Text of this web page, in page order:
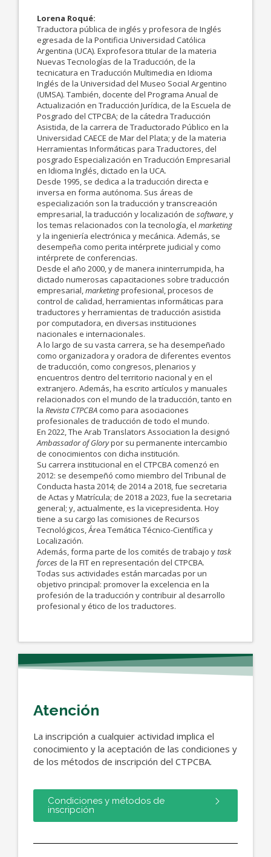
Lorena Roqué:
Traductora pública de inglés y profesora de Inglés
egresada de la Pontificia Universidad Católica
Argentina (UCA). Exprofesora titular de la materia
Nuevas Tecnologías de la Traducción, de la
tecnicatura en Traducción Multimedia en Idioma
Inglés de la Universidad del Museo Social Argentino
(UMSA). También, docente del Programa Anual de
Actualización en Traducción Jurídica, de la Escuela de
Posgrado del CTPCBA; de la cátedra Traducción
Asistida, de la carrera de Traductorado Público en la
Universidad CAECE de Mar del Plata; y de la materia
Herramientas Informáticas para Traductores, del
posgrado Especialización en Traducción Empresarial
en Idioma Inglés, dictado en la UCA.
Desde 1995, se dedica a la traducción directa e
inversa en forma autónoma. Sus áreas de
especialización son la traducción y transcreación
empresarial, la traducción y localización de software, y
los temas relacionados con la tecnología, el marketing
y la ingeniería electrónica y mecánica. Además, se
desempeña como perita intérprete judicial y como
intérprete de conferencias.
Desde el año 2000, y de manera ininterrumpida, ha
dictado numerosas capacitaciones sobre traducción
empresarial,marketingprofesional, procesos de
control de calidad, herramientas informáticas para
traductores y herramientas de traducción asistida
por computadora, en diversas instituciones
nacionales e internacionales.
A lo largo de su vasta carrera, se ha desempeñado
como organizadora y oradora de diferentes eventos
de traducción, como congresos, plenarios y
encuentros dentro del territorio nacional y en el
extranjero. Además, ha escrito artículos y manuales
relacionados con el mundo de la traducción, tanto en
la Revista CTPCBA como para asociaciones
profesionales de traducción de todo el mundo.
En 2022, The Arab Translators Association la designó
Ambassador of Glorypor su permanente intercambio
de conocimientos con dicha institución.
Su carrera institucional en el CTPCBA comenzó en
2012: se desempeñó como miembro del Tribunal de
Conducta hasta 2014; de 2014 a 2018, fue secretaria
de Actas y Matrícula; de 2018 a 2023, fue la secretaria
general; y, actualmente, es la vicepresidenta. Hoy
tiene a su cargo las comisiones de Recursos
Tecnológicos, Área Temática Técnico-Científica y
Localización.
Además, forma parte de los comités de trabajo ytask
forces de la FIT en representación del CTPCBA.
Todas sus actividades están marcadas por un
objetivo principal: promover la excelencia en la
profesión de la traducción y contribuir al desarrollo
profesional y ético de los traductores.
Atención
La inscripción a cualquier actividad implica el
conocimiento y la aceptación de las condiciones y
de los métodos de inscripción del CTPCBA.
Condiciones y métodos de
inscripción